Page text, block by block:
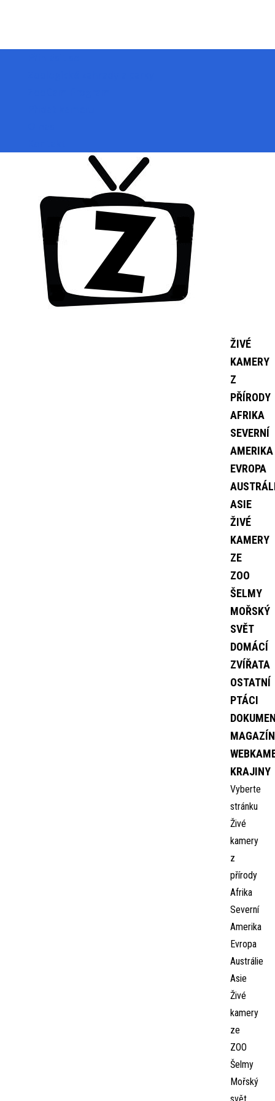
ŽIVÉ
KAMERY
Z
PŘÍRODY
AFRIKA
SEVERNÍ
AMERIKA
EVROPA
ASIE
ŽIVÉ
KAMERY
ZE
ZOO
ŠELMY
MOŘSKÝ
SVĚT
DOMÁCÍ
ZVÍŘATA
OSTATNÍ
PTÁCI
MAGAZÍN
KRAJINY
Vyberte
stránku
Živé
kamery
z
přírody
Afrika
Severní
Amerika
Evropa
Austrálie
Asie
Živé
kamery
ze
ZOO
Šelmy
Mořský